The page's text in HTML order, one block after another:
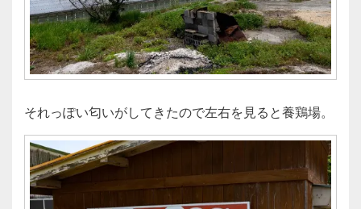
それっぽい匂いがしてきたので左右を見ると養鶏場。